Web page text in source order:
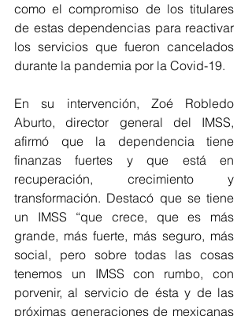
como el compromiso de los titulares
de estas dependencias para reactivar
los servicios que fueron cancelados
durante la pandemia por la Covid-19.
En su intervención, Zoé Robledo
Aburto, director general del IMSS,
afirmó que la dependencia tiene
finanzas fuertes y que está en
recuperación, crecimiento y
transformación. Destacó que se tiene
un IMSS “que crece, que es más
grande, más fuerte, más seguro, más
social, pero sobre todas las cosas
tenemos un IMSS con rumbo, con
porvenir, al servicio de ésta y de las
próximas generaciones de mexicanas